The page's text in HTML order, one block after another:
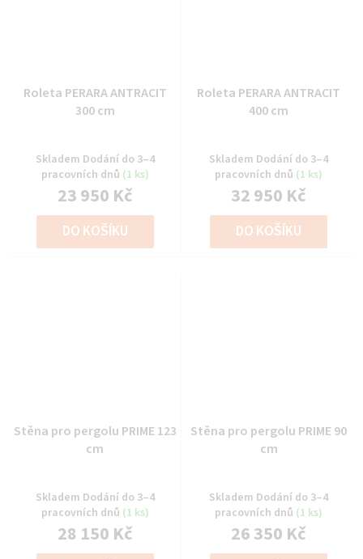
Roleta PERARA ANTRACIT
300 cm
Skladem Dodání do 3–4
pracovních dnů (1 ks)
23 950 Kč
DO KOŠÍKU
Roleta PERARA ANTRACIT
400 cm
Skladem Dodání do 3–4
pracovních dnů (1 ks)
32 950 Kč
DO KOŠÍKU
Stěna pro pergolu PRIME 123
cm
Skladem Dodání do 3–4
pracovních dnů (1 ks)
28 150 Kč
Stěna pro pergolu PRIME 90
cm
Skladem Dodání do 3–4
pracovních dnů (1 ks)
26 350 Kč